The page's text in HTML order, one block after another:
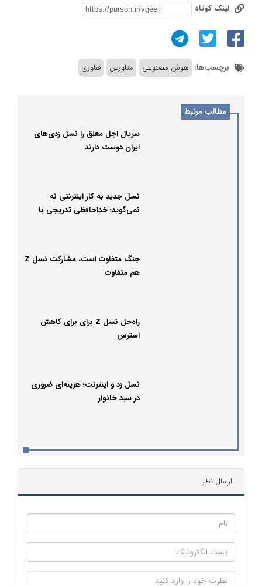
لینک کوتاه
برچسب‌ها: هوش مصنوعی متاورس فناوری
مطالب مرتبط
سریال اجل معلق را نسل زدی‌های
ایران دوست دارند
نسل جدید به کار اینترنتی نه
نمی‌گوید؛ خداحافظی تدریجی با
جنگ متفاوت است، مشارکت نسل Z
هم متفاوت
راه‌حل نسل Z برای برای کاهش
استرس
نسل زد و اینترنت؛ هزینه‌ای ضروری
در سبد خانوار
ارسال نظر